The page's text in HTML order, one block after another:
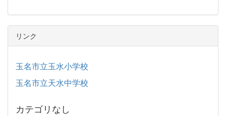
リンク
玉名市立玉水小学校
玉名市立天水中学校
カテゴリなし